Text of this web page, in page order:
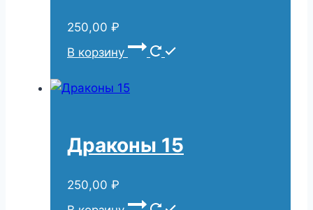
250,00 ₽
В корзину
Драконы 15
250,00 ₽